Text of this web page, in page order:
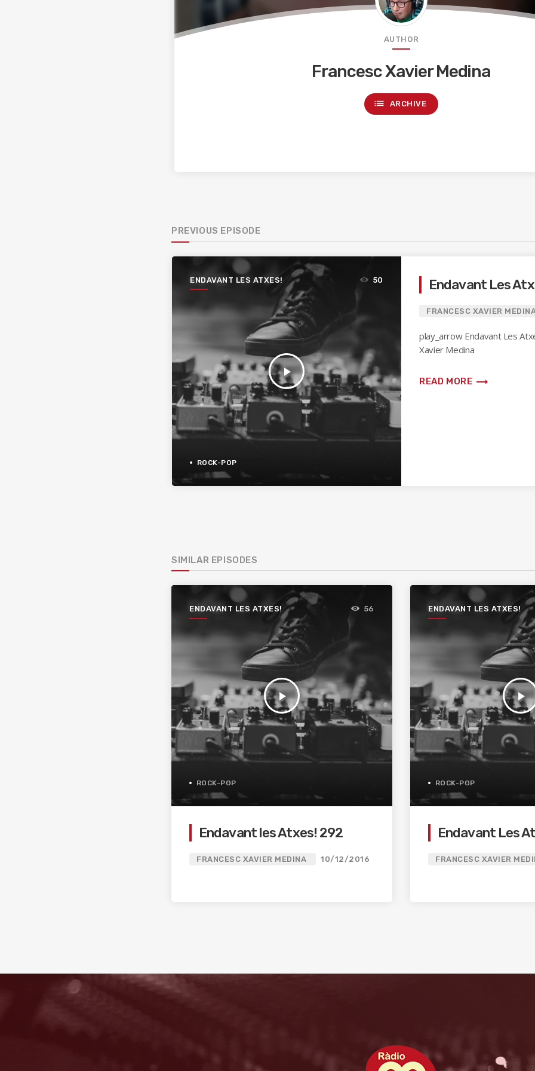
AUTHOR
Francesc Xavier Medina
list ARCHIVE
PREVIOUS EPISODE
ENDAVANT LES ATXES!
play_arrow
50
ROCK-POP
Endavant Les
FRANCESC XAVIER
play_arrow Endavant Les
Xavier Medina
READ MORE trending_flat
SIMILAR EPISODES
ENDAVANT LES ATXES!
play_arrow
56
ROCK-POP
Endavant les Atxes! 292
FRANCESC XAVIER MEDINA 10/12/2016
ENDAVANT LES ATXES!
play_arrow
ROCK-POP
Endavant Les
FRANCESC XAVIER